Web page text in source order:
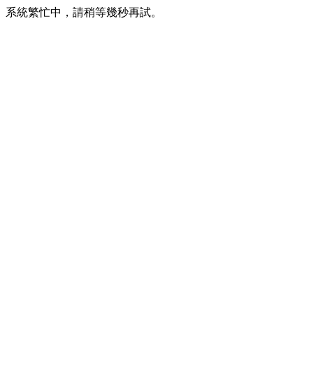
系統繁忙中，請稍等幾秒再試。